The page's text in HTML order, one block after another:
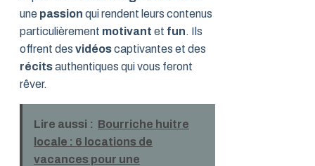
une passion qui rendent leurs contenus
particulièrement motivant et fun. Ils
offrent des vidéoscaptivantes et des
récitsauthentiques qui vous feront
rêver.
Lire aussi : Bourriche huitre
locale : 6 locations de
vacances pour une